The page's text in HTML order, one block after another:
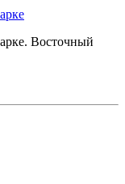
Восточный